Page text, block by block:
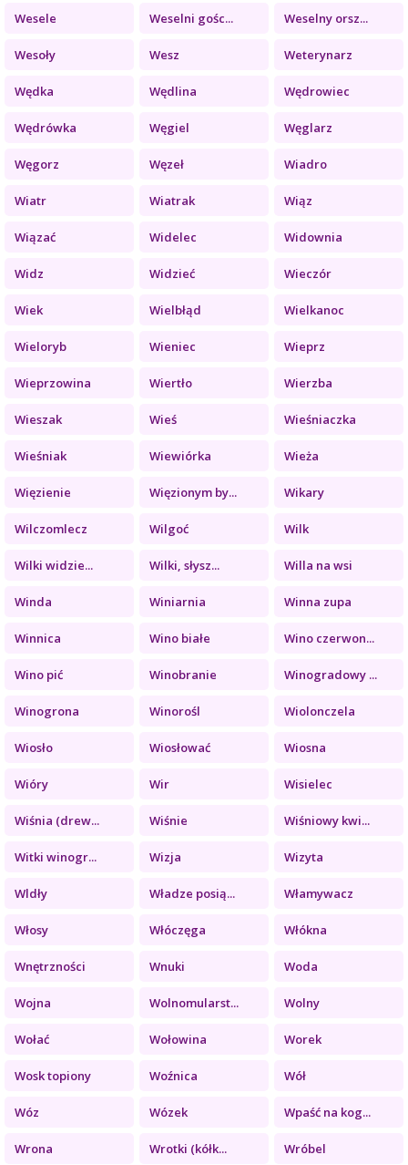
Wesele Weselni gośc... Weselny orsz...
Wesoły Wesz Weterynarz
Wędka Wędlina Wędrowiec
Wędrówka Węgiel Węglarz
Węgorz Węzeł Wiadro
Wiatr Wiatrak Wiąz
Wiązać Widelec Widownia
Widz Widzieć Wieczór
Wiek Wielbłąd Wielkanoc
Wieloryb Wieniec Wieprz
Wieprzowina Wiertło Wierzba
Wieszak Wieś Wieśniaczka
Wieśniak Wiewiórka Wieża
Więzienie Więzionym by... Wikary
Wilczomlecz Wilgoć Wilk
Wilki widzie... Wilki, słysz... Willa na wsi
Winda Winiarnia Winna zupa
Winnica Wino białe Wino czerwon...
Wino pić Winobranie Winogradowy ...
Winogrona Winorośl Wiolonczela
Wiosło Wiosłować Wiosna
Wióry Wir Wisielec
Wiśnia (drew... Wiśnie Wiśniowy kwi...
Witki winogr... Wizja Wizyta
Wldły Władze posią... Włamywacz
Włosy Włóczęga Włókna
Wnętrzności Wnuki Woda
Wojna Wolnomularst... Wolny
Wołać Wołowina Worek
Wosk topiony Woźnica Wół
Wóz Wózek Wpaść na kog...
Wrona Wrotki (kółk... Wróbel